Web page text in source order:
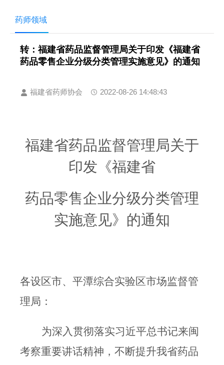
药师领域
转：福建省药品监督管理局关于印发《福建省
药品零售企业分级分类管理实施意见》的通知
福建省药师协会 2022-08-26 14:48:43
福建省药品监督管理局关于
印发《福建省
药品零售企业分级分类管理
实施意见》的通知
各设区市、平潭综合实验区市场监督管
理局 ：
为深入贯彻落实习近平总书记来闽
考察重要讲话精神， 不断提升我省药品